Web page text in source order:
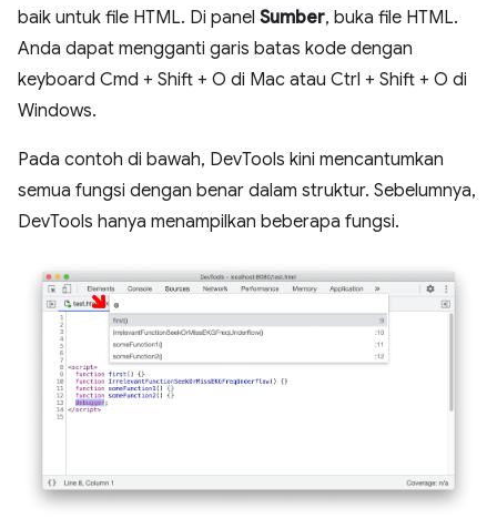
baik untuk file HTML. Di panel Sumber, buka file HTML.
Anda dapat mengganti garis batas kode dengan
keyboard Cmd + Shift + O di Mac atau Ctrl + Shift + O di
Windows.
Pada contoh di bawah, DevTools kini mencantumkan
semua fungsi dengan benar dalam struktur. Sebelumnya,
DevTools hanya menampilkan beberapa fungsi.